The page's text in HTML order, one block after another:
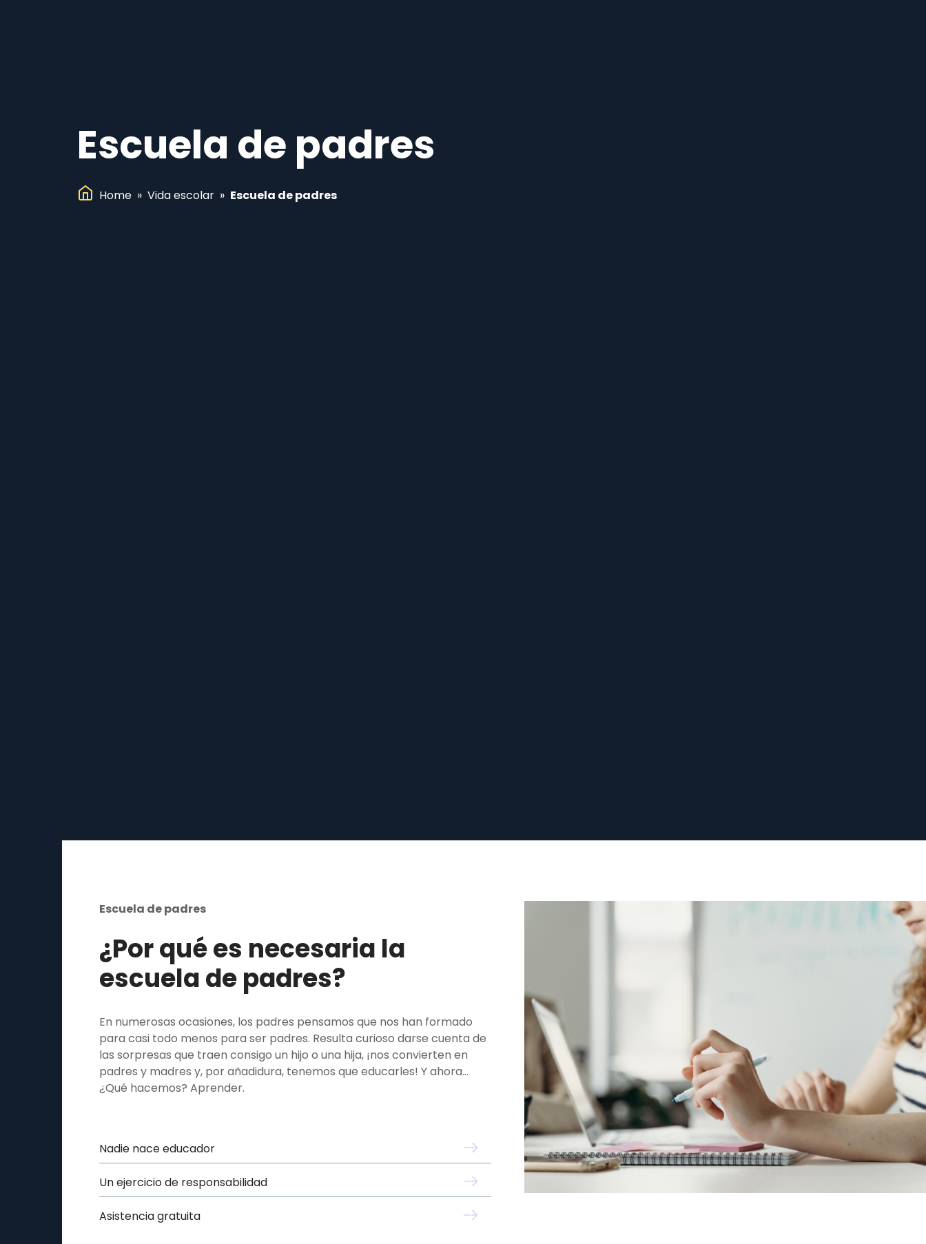
Escuela de padres
Home » Vida escolar » Escuela de padres
Escuela de padres
¿Por qué es necesaria la
escuela de padres?
En numerosas ocasiones, los padres pensamos que nos han formado
para casi todo menos para ser padres. Resulta curioso darse cuenta de
las sorpresas que traen consigo un hijo o una hija, ¡nos convierten en
padres y madres y, por añadidura, tenemos que educarles! Y ahora…
¿Qué hacemos? Aprender.
Nadie nace educador
Un ejercicio de responsabilidad
Asistencia gratuita